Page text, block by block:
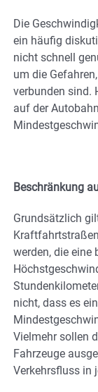
Die
ein häufig
nicht schnell
um die
verbunden sind.
auf der
Beschränkung
Grundsätzlich
werden, die eine
nicht, dass es
Vielmehr sollen
Fahrzeuge
Verkehrsfluss in